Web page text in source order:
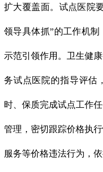
扩大覆盖面。试点医院
领导具体抓”的工作机
示范引领作用。卫生健
务试点医院的指导评估
时、保质完成试点工作
管理，密切跟踪价格执
服务等价格违法行为，